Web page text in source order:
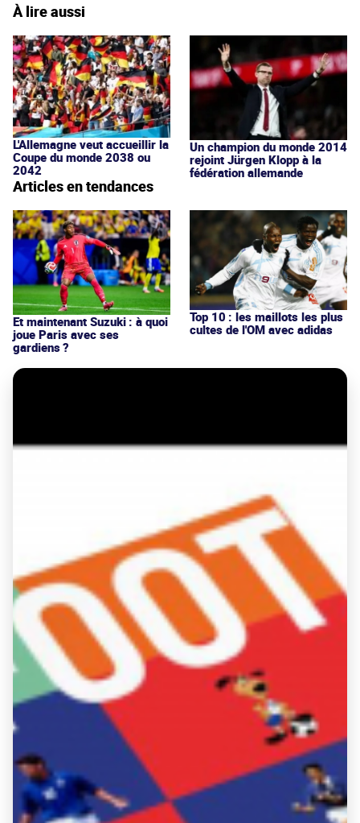
À lire aussi
L'Allemagne veut accueillir la
Coupe du monde 2038 ou
2042
Un champion du monde 2014
rejoint Jürgen Klopp à la
fédération allemande
Articles en tendances
Et maintenant Suzuki : à quoi
joue Paris avec ses
gardiens ?
Top 10 : les maillots les plus
cultes de l'OM avec adidas